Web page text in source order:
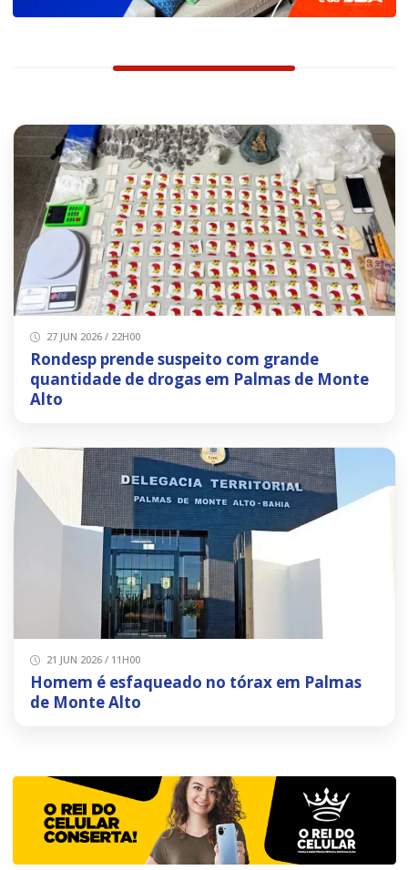
27 JUN 2026 / 22H00
Rondesp prende suspeito com grande
quantidade de drogas em Palmas de Monte
Alto
21 JUN 2026 / 11H00
Homem é esfaqueado no tórax em Palmas
de Monte Alto